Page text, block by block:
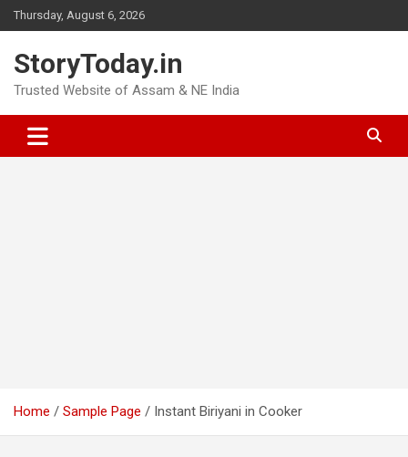
Skip
to
Thursday, August 6, 2026
StoryToday.in
Trusted Website of Assam & NE India
Home Sample Page Instant Biriyani in Cooker